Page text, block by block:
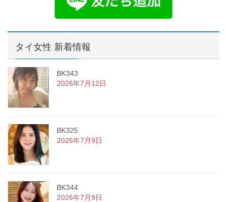
タイ女性 新着情報
BK343
2026年7月12日
BK325
2026年7月9日
BK344
2026年7月9日